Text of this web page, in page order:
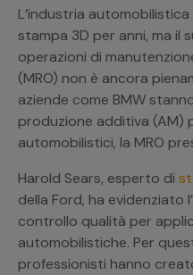
L’industria
stampa 3D per anni, ma il
operazioni di
(MRO) non è ancora
aziende come BMW
produzione additiva (AM)
automobilistici, la MRO
Harold Sears, esperto di
della Ford, ha evidenziato
controllo qualità per
automobilistiche. Per
professionisti hanno